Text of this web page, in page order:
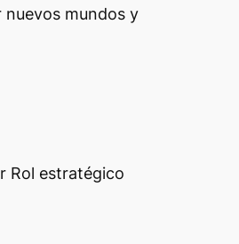
nuevos mundos y
Rol estratégico